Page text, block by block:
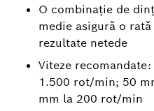
O combinație de
medie asigură o
rezultate netede
Viteze
1.500 rot/min; 50
mm la 200 rot/min